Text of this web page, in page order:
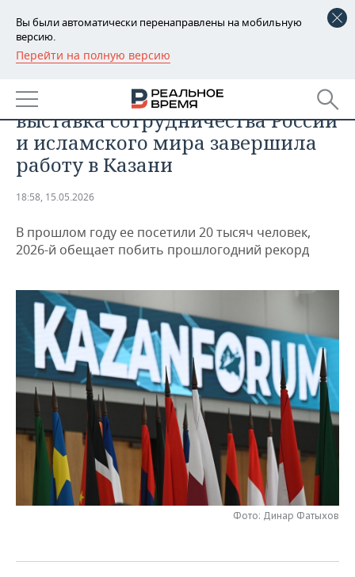
Вы были автоматически перенаправлены на мобильную
версию.
Перейти на полную версию
РЕГИОНЫ
БАШКОРТОСТАН
ТАТАРСТАН
УДМУРТИЯ
НОВОСТИ
АНАЛИТИКА
НОВОСТИ АНАЛИТИКИ
ДЕКЛАРАЦИИ О ДОХОДАХ
КОРОЛИ ГОСЗАКАЗА ПФО
КОМУ ПРИНАДЛЕЖАТ
ТОРГОВЫЕ ЦЕНТРЫ
ТАТАРСТАНА
ЭКОНОМИКА
НОВОСТИ ЭКОНОМИКИ
ФИНАНСЫ
БЮДЖЕТ
ИНВЕСТИЦИИ
ПРОМЫШЛЕННОСТЬ
НОВОСТИ
ПРОМЫШЛЕННОСТИ
АГРОПРОМ
МАШИНОСТРОЕНИЕ
НЕФТЕХИМИЯ
НЕФТЬ
ОПК
ЭНЕРГЕТИКА
НЕДВИЖИМОСТЬ
НОВОСТИ АВТО
БИЗНЕС
НОВОСТИ БИЗНЕСА
РОЗНИЧНАЯ ТОРГОВЛЯ
ТРАНСПОРТ
УСЛУГИ
ТЕХНОЛОГИИ
НОВОСТИ ТЕХНОЛОГИЙ
МЕДИА
ТЕЛЕКОММУНИКАЦИИ
МЕРОПРИЯТИЯ
НОВОСТИ МЕРОПРИЯТИЙ
ВЫЕЗДНАЯ РЕДАКЦИЯ
БИЗНЕС-БРАНЧИ
ОТКРЫТАЯ ЛЕКЦИЯ
СПОРТ
НОВОСТИ СПОРТА
ФУТБОЛ
БАСКЕТБОЛ
ОБЩЕСТВО
НОВОСТИ ОБЩЕСТВА
ИНФРАСТРУКТУРА
ФОТОГАЛЕРЕЯ
Крупнейшая международная
выставка сотрудничества России
и исламского мира завершила
работу в Казани
18:58, 15.05.2026
В прошлом году ее посетили 20 тысяч человек,
2026-й обещает побить прошлогодний рекорд
Фото: Динар Фатыхов